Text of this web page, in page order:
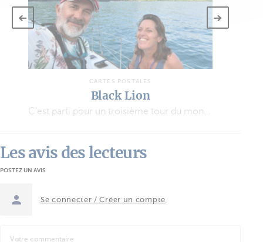
CARTES POSTALES
Black Lion
C’est parti pour un troisième tour du monde !
Les avis des lecteurs
POSTEZ UN AVIS
Se connecter / Créer un compte